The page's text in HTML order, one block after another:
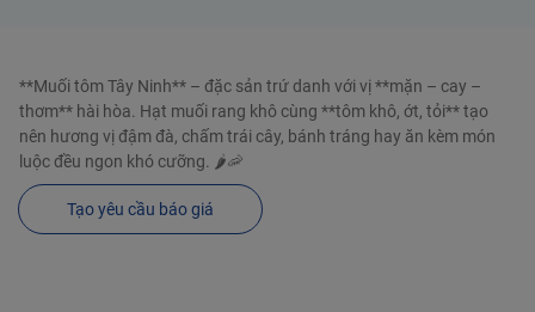
**Muối tôm Tây Ninh** – đặc sản trứ danh với vị **mặn – cay –
thơm** hài hòa. Hạt muối rang khô cùng **tôm khô, ớt, tỏi** tạo
nên hương vị đậm đà, chấm trái cây, bánh tráng hay ăn kèm món
luộc đều ngon khó cưỡng. 🌶️🦐
Tạo yêu cầu báo giá